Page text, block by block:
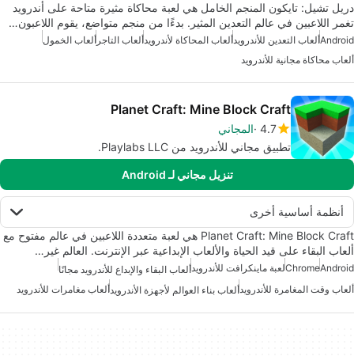
دريل تشيل: تايكون المنجم الخامل هي لعبة محاكاة مثيرة متاحة على أندرويد
تغمر اللاعبين في عالم التعدين المثير. بدءًا من منجم متواضع، يقوم اللاعبون…
Androidألعاب التعدين للأندرويدألعاب المحاكاة لأندرويدألعاب التاجر ألعاب الخمول
ألعاب محاكاة مجانية للأندرويد
Planet Craft: Mine Block Craft
4.7 المجاني
تطبيق مجاني للأندرويد من Playlabs LLC.
تنزيل مجاني لـ Android
أنظمة أساسية أخرى
Planet Craft: Mine Block Craft هي لعبة متعددة اللاعبين في عالم مفتوح مع
ألعاب البقاء على قيد الحياة والألعاب الإبداعية عبر الإنترنت. العالم غير…
Android
Chromeلعبة ماينكرافت للأندرويدألعاب البقاء والإبداع للأندرويد مجانًا
ألعاب وقت المغامرة للأندرويدألعاب بناء العوالم لأجهزة الأندرويدألعاب مغامرات للأندرويد